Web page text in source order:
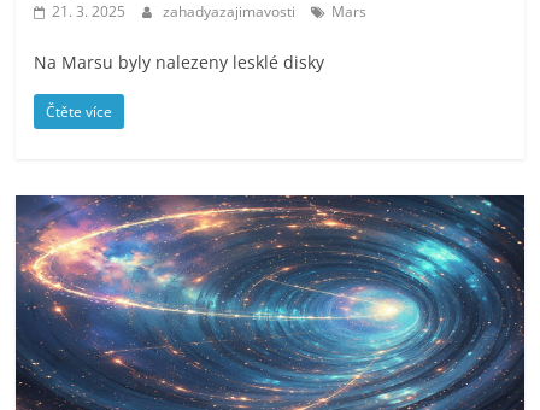
21. 3. 2025 zahadyazajimavosti Mars
Na Marsu byly nalezeny lesklé disky
Čtěte více